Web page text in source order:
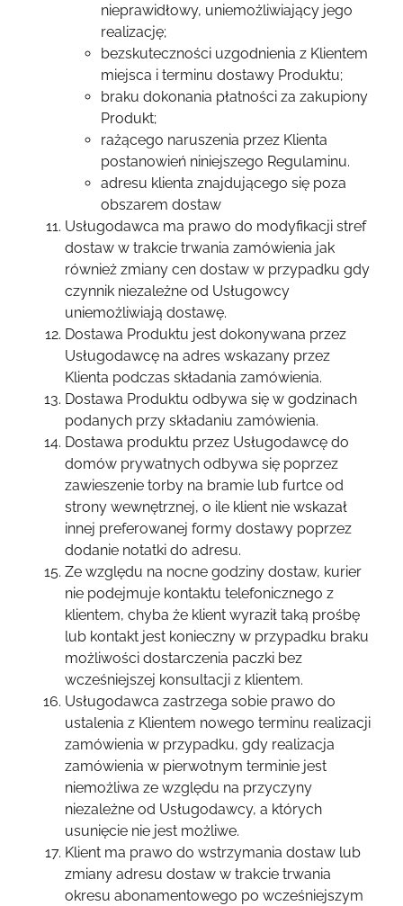
nieprawidłowy, uniemożliwiający jego
realizację;
bezskuteczności uzgodnienia z Klientem
miejsca i terminu dostawy Produktu;
braku dokonania płatności za zakupiony
Produkt;
rażącego naruszenia przez Klienta
postanowień niniejszego Regulaminu.
adresu klienta znajdującego się poza
obszarem dostaw
Usługodawca ma prawo do modyfikacji stref
dostaw w trakcie trwania zamówienia jak
również zmiany cen dostaw w przypadku gdy
czynnik niezależne od Usługowcy
uniemożliwiają dostawę.
Dostawa Produktu jest dokonywana przez
Usługodawcę na adres wskazany przez
Klienta podczas składania zamówienia.
Dostawa Produktu odbywa się w godzinach
podanych przy składaniu zamówienia.
Dostawa produktu przez Usługodawcę do
domów prywatnych odbywa się poprzez
zawieszenie torby na bramie lub furtce od
strony wewnętrznej, o ile klient nie wskazał
innej preferowanej formy dostawy poprzez
dodanie notatki do adresu.
Ze względu na nocne godziny dostaw, kurier
nie podejmuje kontaktu telefonicznego z
klientem, chyba że klient wyraził taką prośbę
lub kontakt jest konieczny w przypadku braku
możliwości dostarczenia paczki bez
wcześniejszej konsultacji z klientem.
Usługodawca zastrzega sobie prawo do
ustalenia z Klientem nowego terminu realizacji
zamówienia w przypadku, gdy realizacja
zamówienia w pierwotnym terminie jest
niemożliwa ze względu na przyczyny
niezależne od Usługodawcy, a których
usunięcie nie jest możliwe.
Klient ma prawo do wstrzymania dostaw lub
zmiany adresu dostaw w trakcie trwania
okresu abonamentowego po wcześniejszym